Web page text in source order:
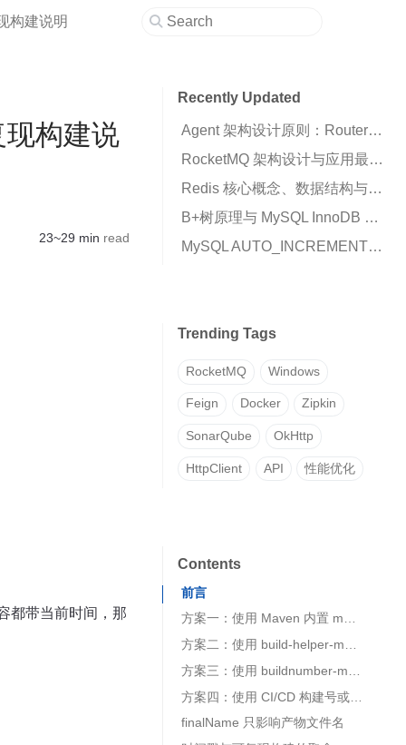
构建说明
现构建说
23~29 min read
都带当前时间，那
Recently Updated
Agent 架构设计原则：Router、Runtime 与 Business Script 的职责划分
RocketMQ 架构设计与应用最佳实践：高可用消息队列核心解析
Redis 核心概念、数据结构与高可用架构详解
B+树原理与 MySQL InnoDB 索引机制解析
MySQL AUTO_INCREMENT 插入 0 变成自增值的原因与解决方案
Trending Tags
RocketMQ Windows
Feign Docker Zipkin
SonarQube OkHttp
HttpClient API 性能优化
Contents
前言
方案一：使用 Maven 内置 maven.build.timestamp
方案二：使用 build-helper-maven-plugin 指定时区
finalName 只影响产物文件名